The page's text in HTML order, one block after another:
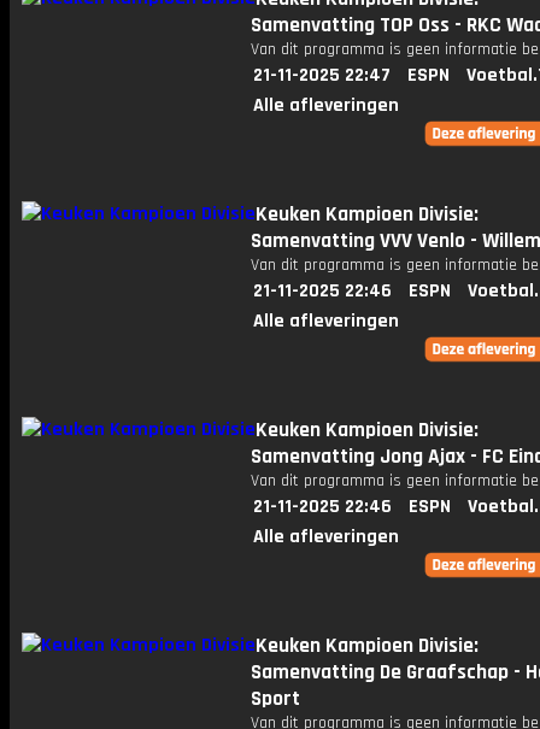
Samenvatting TOP Oss - RKC
Van dit programma is geen informatie
21-11-2025 22:47 ESPN
Alle afleveringen
Keuken Kampioen Divisie:
Samenvatting VVV Venlo -
Van dit programma is geen informatie
21-11-2025 22:46 ESPN
Alle afleveringen
Keuken Kampioen Divisie:
Samenvatting Jong Ajax - FC
Van dit programma is geen informatie
21-11-2025 22:46 ESPN
Alle afleveringen
Keuken Kampioen Divisie:
Samenvatting De Graafschap -
Sport
Van dit programma is geen informatie